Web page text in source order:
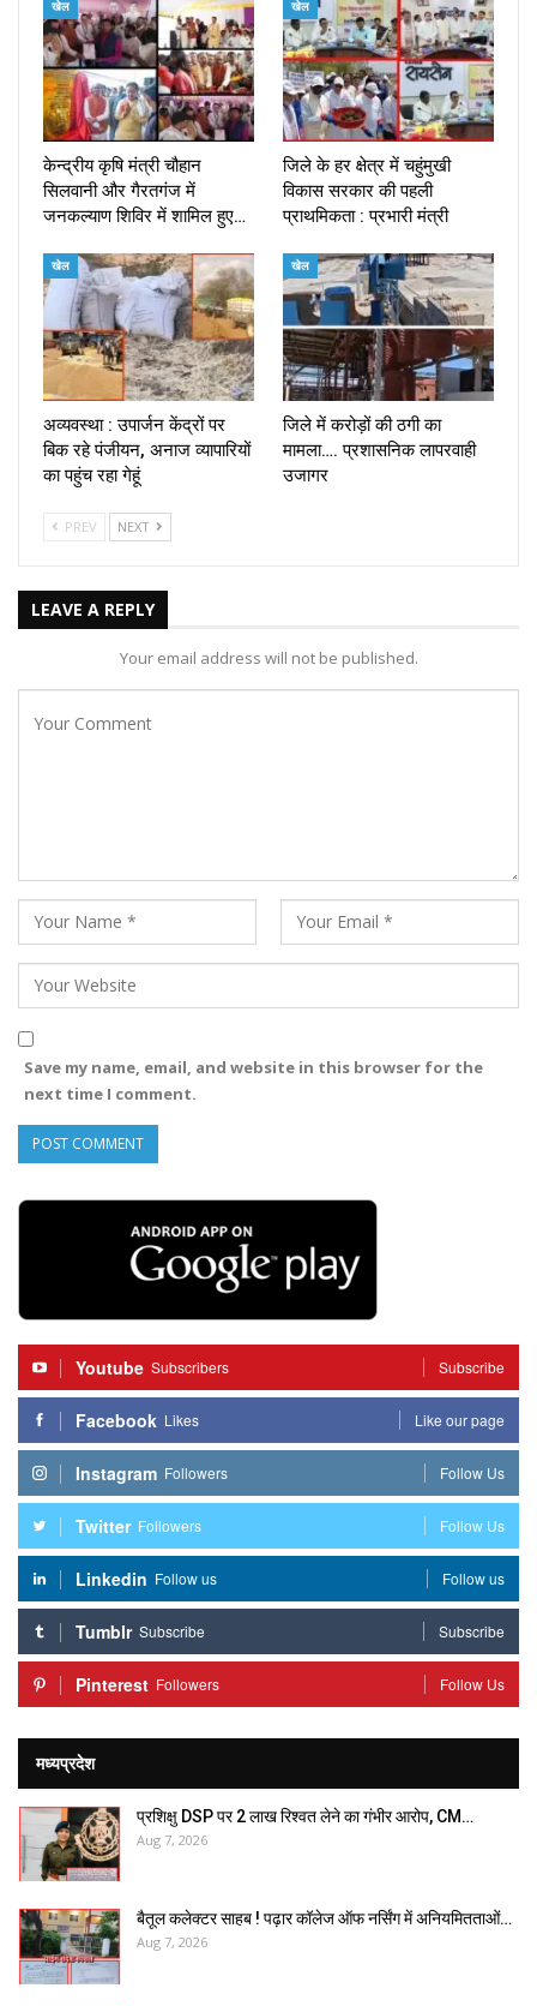
खेल
केन्द्रीय कृषि मंत्री चौहान
सिलवानी और गैरतगंज में
जनकल्याण शिविर में शामिल हुए…
खेल
जिले के हर क्षेत्र में चहुंमुखी
विकास सरकार की पहली
प्राथमिकता : प्रभारी मंत्री
खेल
अव्यवस्था : उपार्जन केंद्रों पर
बिक रहे पंजीयन, अनाज व्यापारियों
का पहुंच रहा गेहूं
खेल
जिले में करोड़ों की ठगी का
मामला…. प्रशासनिक लापरवाही
उजागर
PREV NEXT
LEAVE A REPLY
Your email address will not be published.
Save my name, email, and website in this browser for the
next time I comment.
Youtube Subscribers Subscribe
Facebook Likes Like our page
Instagram Followers Follow Us
Twitter Followers Follow Us
Linkedin Follow us Follow us
Tumblr Subscribe Subscribe
Pinterest Followers Follow Us
मध्यप्रदेश
प्रशिक्षु DSP पर ₹2 लाख रिश्वत लेने का गंभीर आरोप, CM…
Aug 7, 2026
बैतूल कलेक्टर साहब ! पढ़ार कॉलेज ऑफ नर्सिंग में अनियमितताओं…
Aug 7, 2026